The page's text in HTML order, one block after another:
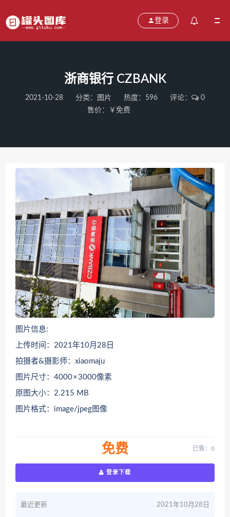
登录
浙商银行 CZBANK
2021-10-28 分类： 图片 热度：596 评论：
0
售价：￥免费
图片信息:
上传时间：2021年10月28日
拍摄者&摄影师：xiaomaju
图片尺寸：4000 × 3000像素
原图大小：2.215 MB
图片格式：image/jpeg图像
免费 已售：0
登录下载
最近更新 2021年10月28日